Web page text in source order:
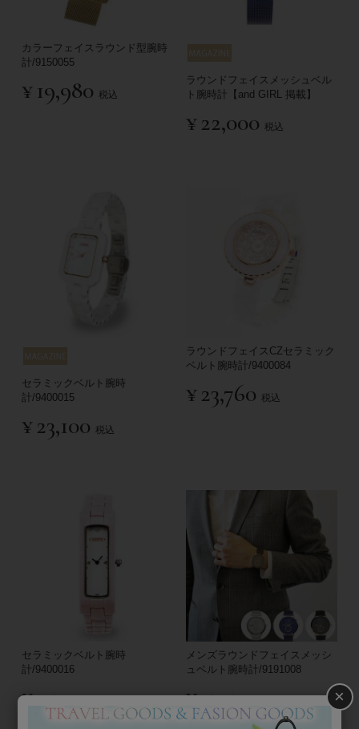
カラーフェイスラウンド型腕時
計/9150055
¥ 19,980 税込
ラウンドフェイスメッシュベル
ト腕時計【and GIRL 掲載】
¥22,000 税込
セラミックベルト腕時
計/9400015
¥23,100 税込
ラウンドフェイスCZセラミック
ベルト腕時計/9400084
¥23,760 税込
セラミックベルト腕時
計/9400016
¥25,200
メンズラウンドフェイスメッシ
ュベルト腕時計/9191008
¥27,500 ×